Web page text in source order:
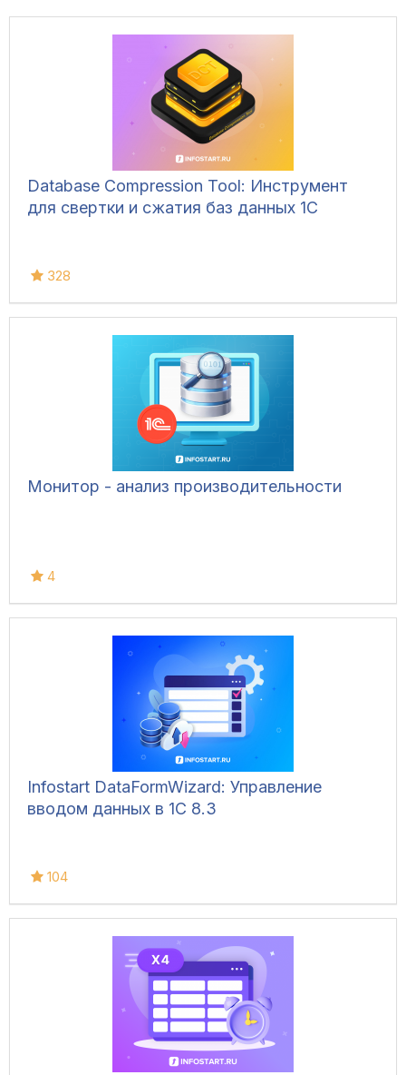
Database Compression Tool: Инструмент
для свертки и сжатия баз данных 1С
328
Монитор - анализ производительности
4
Infostart DataFormWizard: Управление
вводом данных в 1С 8.3
104